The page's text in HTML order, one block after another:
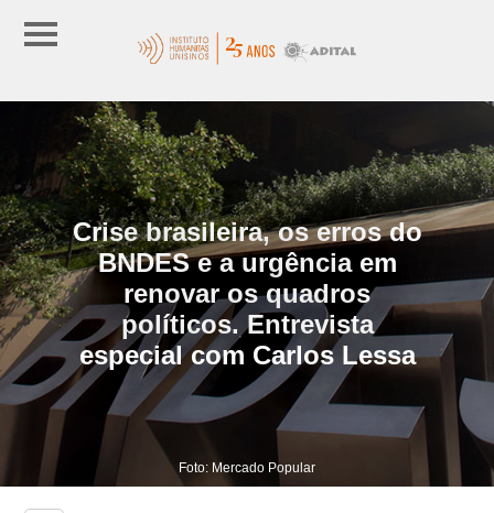
Crise brasileira, os erros do
BNDES e a urgência em
renovar os quadros
políticos. Entrevista
especial com Carlos Lessa
Foto: Mercado Popular